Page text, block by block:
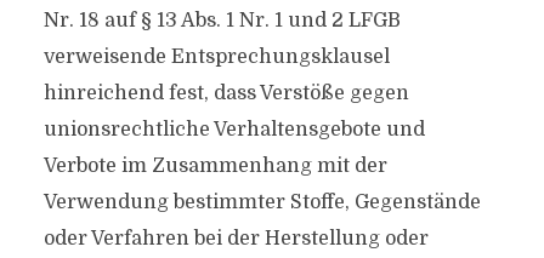
Nr. 18 auf § 13 Abs. 1 Nr. 1 und 2 LFGB
verweisende Entsprechungsklausel
hinreichend fest, dass Verstöße gegen
unionsrechtliche Verhaltensgebote und
Verbote im Zusammenhang mit der
Verwendung bestimmter Stoffe, Gegenstände
oder Verfahren bei der Herstellung oder